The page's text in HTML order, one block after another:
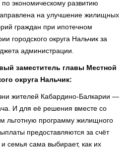
экономическому развитию
на улучшение жилищных
граждан при ипотечном
городского округа Нальчик за
администрации.
заместитель главы Местной
округа Нальчик:
жителей Кабардино-Балкарии —
И для её решения вместе со
льготную программу жилищного
предоставляются за счёт
семья сама выбирает, как их